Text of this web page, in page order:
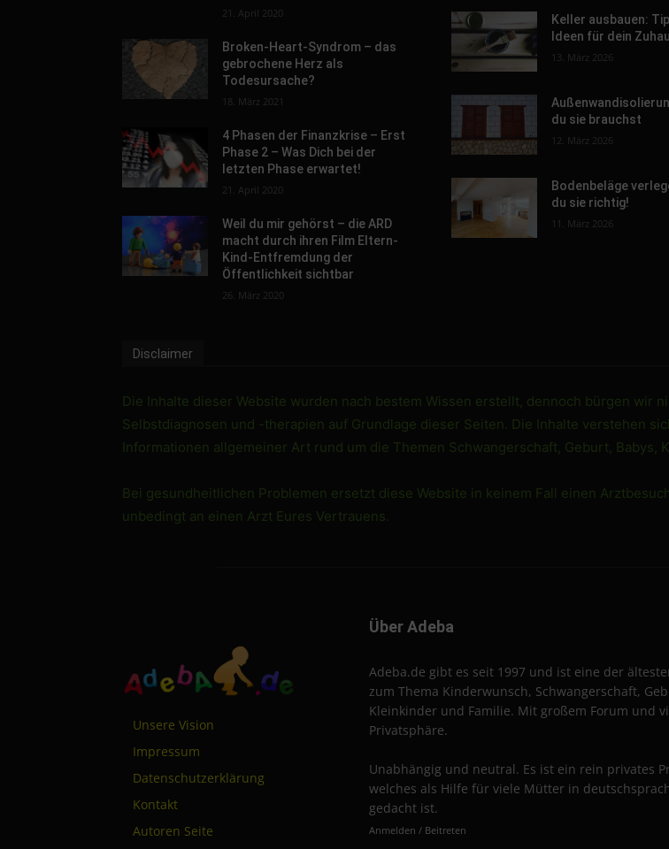
21. April 2020
Broken-Heart-Syndrom – das
gebrochene Herz als
Todesursache?
18. März 2021
4 Phasen der Finanzkrise – Erst
Phase 2 – Was Dich bei der
letzten Phase erwartet!
21. April 2020
Weil du mir gehörst – die ARD
macht durch ihren Film Eltern-
Kind-Entfremdung der
Öffentlichkeit sichtbar
26. März 2020
Keller ausbauen:
Ideen für dein
13. März 2026
du sie brauchst
12. März 2026
Bodenbeläge
du sie richtig!
11. März 2026
Disclaimer
Die Inhalte dieser Website wurden nach bestem Wissen erstellt, dennoch bürgen wir
Selbstdiagnosen und -therapien auf Grundlage dieser Seiten. Die Inhalte verstehen
Informationen allgemeiner Art rund um die Themen Schwangerschaft, Geburt, Babys,
Bei gesundheitlichen Problemen ersetzt diese Website in keinem Fall einen
unbedingt an einen Arzt Eures Vertrauens.
Unsere Vision
Impressum
Datenschutzerklärung
Kontakt
Autoren Seite
Über Adeba
Adeba.de gibt es seit 1997 und ist eine der
zum Thema Kinderwunsch, Schwangerschaft,
Kleinkinder und Familie. Mit großem Forum und
Privatsphäre.
Unabhängig und neutral. Es ist ein rein privates
welches als Hilfe für viele Mütter in
gedacht ist.
Anmelden / Beitreten